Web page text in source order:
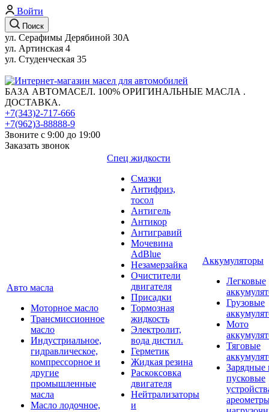
Войти
Поиск
ул. Серафимы Дерябиной 30А
ул. Артинская 4
ул. Студенческая 35
БАЗА АВТОМАСЕЛ. 100% ОРИГИНАЛЬНЫЕ МАСЛА .
ДОСТАВКА.
+7(343)2-717-666
+7(962)3-88888-9
Звоните с 9:00 до 19:00
Заказать звонок
Авто масла
Моторное масло
Трансмиссионное
масло
Индустриальное,
гидравлическое,
компрессорное и
другие
промышленные
масла
Масло лодочное,
Спец жидкости
Смазки
Антифриз,
тосол
Антигель
Антикор
Антигравий
Мочевина
AdBlue
Незамерзайка
Очистители
двигателя
Присадки
Тормозная
жидкость
Электролит,
вода дистил.
Герметик
Жидкая резина
Раскоксовка
двигателя
Нейтрализаторы
и
Аккумуляторы
Легковые
Грузовые
Мото
Тяговые
Зарядные
пусковые